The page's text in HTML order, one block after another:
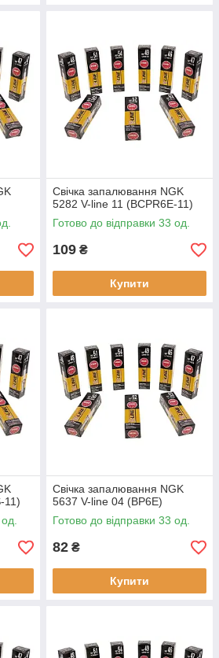
Свічка запалювання NGK
5282 V-line 11 (BCPR6E-11)
Готово до відправки 33 од.
109 ₴
Купити
11)
Свічка запалювання NGK
5637 V-line 04 (BP6E)
Готово до відправки 33 од.
82 ₴
Купити